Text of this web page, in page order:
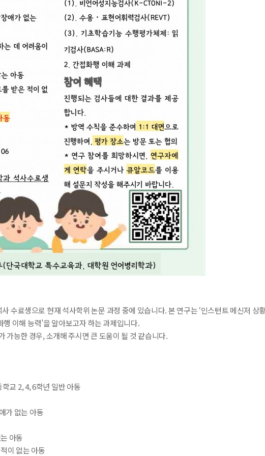
수료생으로 현재 석사학위 논문 과정 중에 있습니다. 본 연구는 ‘인스턴트 메신저 상
이해 능력’을 알아보고자 하는 과제입니다.
가능한 경우, 소개해 주시면 큰 도움이 될 것 같습니다.
교 2, 4, 6학년 일반 아동
가 없는 아동
아동
이 없는 아동